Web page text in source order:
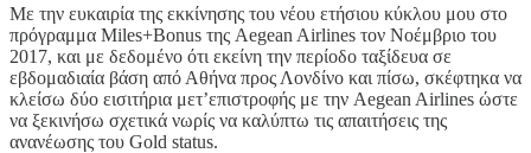
Με την ευκαιρία της εκκίνησης του νέου ετήσιου κύκλου μου στο
πρόγραμμα Miles+Bonus της Aegean Airlines τον Νοέμβριο του
2017, και με δεδομένο ότι εκείνη την περίοδο ταξίδευα σε
εβδομαδιαία βάση από Αθήνα προς Λονδίνο και πίσω, σκέφτηκα να
κλείσω δύο εισιτήρια μετ’επιστροφής με την Aegean Airlines ώστε
να ξεκινήσω σχετικά νωρίς να καλύπτω τις απαιτήσεις της
ανανέωσης του Gold status.